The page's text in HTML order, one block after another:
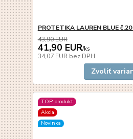
PROTETIKA LAUREN BLUE
43,90 EUR
41,90 EUR/ks
34,07 EUR bez DPH
Zvoliť
TOP produkt
Akcia
Novinka